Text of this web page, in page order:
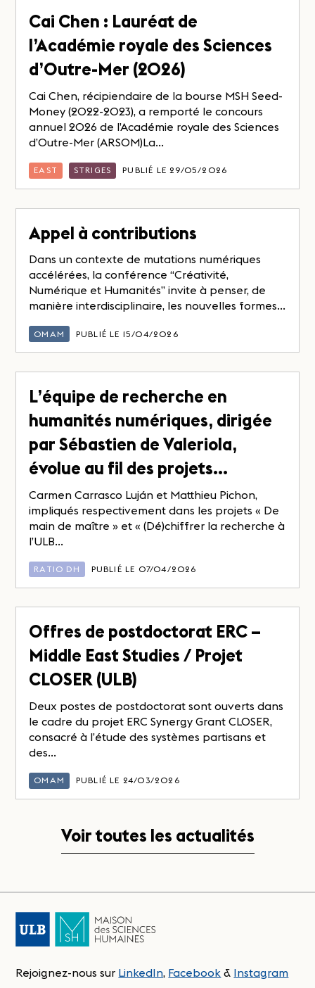
Cai Chen : Lauréat de
l’Académie royale des Sciences
d’Outre-Mer (2026)
Cai Chen, récipiendaire de la bourse MSH Seed-
Money (2022-2023), a remporté le concours
annuel 2026 de l’Académie royale des Sciences
d’Outre-Mer (ARSOM)La...
EAST STRIGES PUBLIÉ LE 29/05/2026
Appel à contributions
Dans un contexte de mutations numériques
accélérées, la conférence “Créativité,
Numérique et Humanités” invite à penser, de
manière interdisciplinaire, les nouvelles formes...
OMAM PUBLIÉ LE 15/04/2026
L’équipe de recherche en
humanités numériques, dirigée
par Sébastien de Valeriola,
évolue au fil des projets…
Carmen Carrasco Luján et Matthieu Pichon,
impliqués respectivement dans les projets « De
main de maître » et « (Dé)chiffrer la recherche à
l’ULB...
RATIO DH PUBLIÉ LE 07/04/2026
Offres de postdoctorat ERC –
Middle East Studies / Projet
CLOSER (ULB)
Deux postes de postdoctorat sont ouverts dans
le cadre du projet ERC Synergy Grant CLOSER,
consacré à l’étude des systèmes partisans et
des...
OMAM PUBLIÉ LE 24/03/2026
Voir toutes les actualités
Rejoignez-nous sur LinkedIn, Facebook & Instagram